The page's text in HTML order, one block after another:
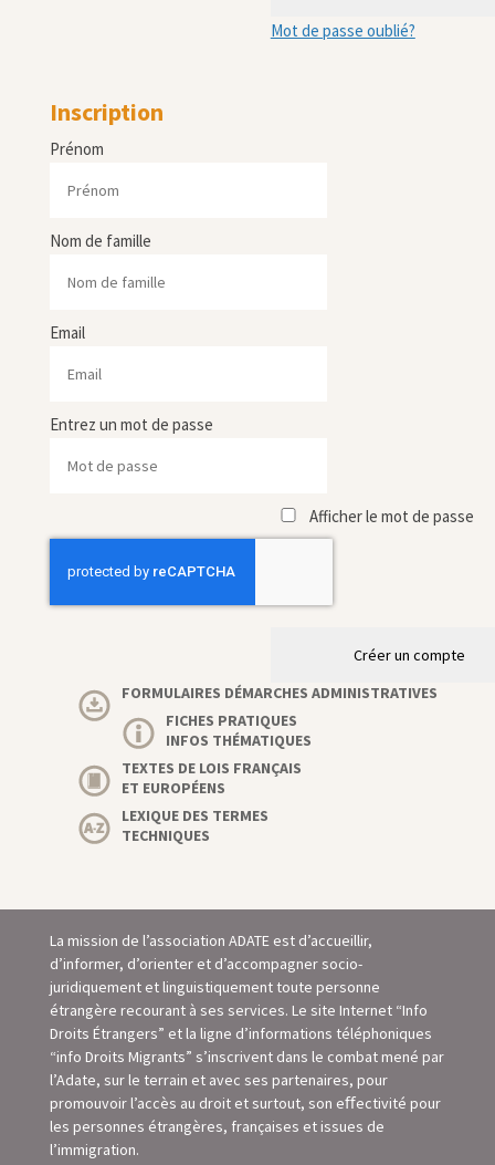
Mot de passe oublié?
Inscription
Prénom
Nom de famille
Email
Entrez un mot de passe
Afficher le mot de passe
Créer un compte
FORMULAIRES DÉMARCHES ADMINISTRATIVES
FICHES PRATIQUES
INFOS THÉMATIQUES
TEXTES DE LOIS FRANÇAIS
ET EUROPÉENS
LEXIQUE DES TERMES
TECHNIQUES
La mission de l’association ADATE est d’accueillir,
d’informer, d’orienter et d’accompagner socio-
juridiquement et linguistiquement toute personne
étrangère recourant à ses services. Le site Internet “Info
Droits Étrangers” et la ligne d’informations téléphoniques
“info Droits Migrants” s’inscrivent dans le combat mené par
l’Adate, sur le terrain et avec ses partenaires, pour
promouvoir l’accès au droit et surtout, son eﬀectivité pour
les personnes étrangères, françaises et issues de
l’immigration.